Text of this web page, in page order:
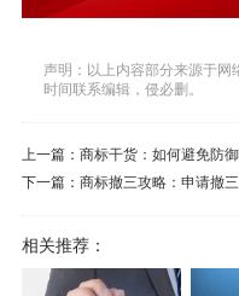
声明：以上内容部分来源于
时间联系编辑，侵必删。
上一篇： 商标干货：如何避免防
下一篇： 商标撤三攻略：申请撤
相关推荐：